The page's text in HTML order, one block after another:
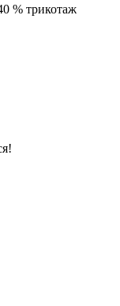
% трикотаж